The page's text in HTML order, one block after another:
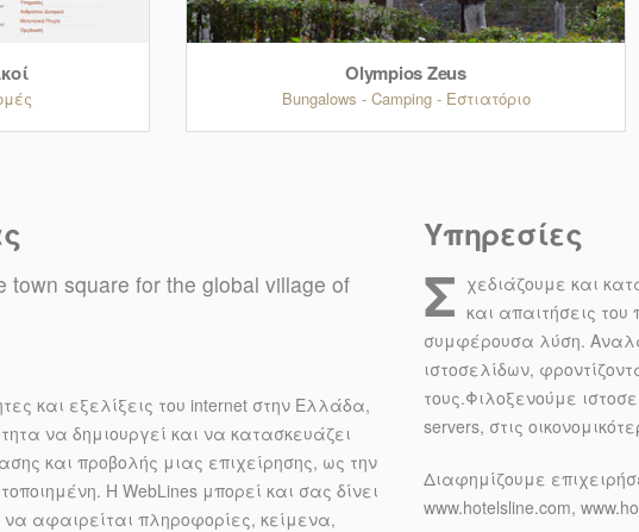
Olympios Zeus
Bungalows - Camping - Εστιατόριο
town square for the global village of
και εξελίξεις του internet στην Ελλάδα,
να δημιουργεί και να κατασκευάζει
και προβολής μιας επιχείρησης, ως την
Η WebLines μπορεί και σας δίνει
αφαιρείται πληροφορίες, κείμενα,
Υπηρεσίες
Σ χεδιάζουμε και
και απαιτήσεις
συμφέρουσα λύση.
ιστοσελίδων,
τους.Φιλοξενούμε
servers, στις
Διαφημίζουμε
www.hotelsline.com,